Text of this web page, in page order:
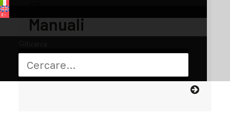
Manuali
Tutto ciò che devi sapere sulla tua bici